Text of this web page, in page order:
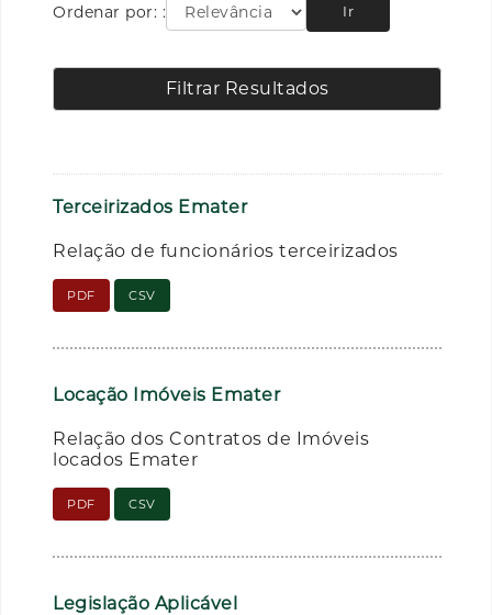
Ordenar por: Ir
Filtrar Resultados
Terceirizados Emater
Relação de funcionários terceirizados
PDF CSV
Locação Imóveis Emater
Relação dos Contratos de Imóveis
locados Emater
PDF CSV
Legislação Aplicável